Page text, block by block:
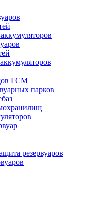
ГСМ
парков
резервуаров